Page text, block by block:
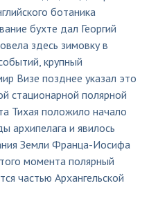
ботаника
бухте дал Георгий
здесь зимовку в
крупный
Визе позднее указал это
стационарной полярной
Тихая положило начало
архипелага и явилось
Земли Франца-Иосифа
момента полярный
частью Архангельской